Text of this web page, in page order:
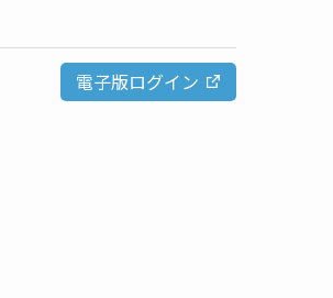
電子版ログイン